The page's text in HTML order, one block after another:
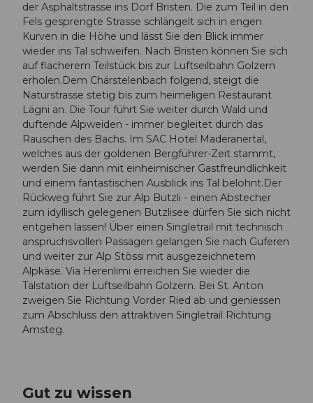
der Asphaltstrasse ins Dorf Bristen. Die zum Teil in den
Fels gesprengte Strasse schlängelt sich in engen
Kurven in die Höhe und lässt Sie den Blick immer
wieder ins Tal schweifen. Nach Bristen können Sie sich
auf flacherem Teilstück bis zur Luftseilbahn Golzern
erholen.Dem Chärstelenbach folgend, steigt die
Naturstrasse stetig bis zum heimeligen Restaurant
Lägni an. Die Tour führt Sie weiter durch Wald und
duftende Alpweiden - immer begleitet durch das
Rauschen des Bachs. Im SAC Hotel Maderanertal,
welches aus der goldenen Bergführer-Zeit stammt,
werden Sie dann mit einheimischer Gastfreundlichkeit
und einem fantastischen Ausblick ins Tal belohnt.Der
Rückweg führt Sie zur Alp Butzli - einen Abstecher
zum idyllisch gelegenen Butzlisee dürfen Sie sich nicht
entgehen lassen! Über einen Singletrail mit technisch
anspruchsvollen Passagen gelangen Sie nach Guferen
und weiter zur Alp Stössi mit ausgezeichnetem
Alpkäse. Via Herenlimi erreichen Sie wieder die
Talstation der Luftseilbahn Golzern. Bei St. Anton
zweigen Sie Richtung Vorder Ried ab und geniessen
zum Abschluss den attraktiven Singletrail Richtung
Amsteg.
Gut zu wissen